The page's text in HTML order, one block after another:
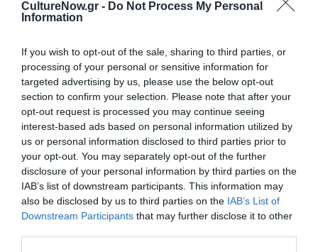
CultureNow.gr - Do Not Process My Personal
Information
If you wish to opt-out of the sale, sharing to third parties, or
processing of your personal or sensitive information for
targeted advertising by us, please use the below opt-out
section to confirm your selection. Please note that after your
opt-out request is processed you may continue seeing
interest-based ads based on personal information utilized by
us or personal information disclosed to third parties prior to
your opt-out. You may separately opt-out of the further
disclosure of your personal information by third parties on the
IAB’s list of downstream participants. This information may
also be disclosed by us to third parties on the IAB’s List of
Downstream Participants that may further disclose it to other
Σάββατο 21:00 | Κυριακή 20:00
Τοποθεσία:
Θέατρο 104, Ευμολπιδών 41, Γκάζι, Αθήνα
Θέατρο 104
Eισιτήρια:
12 € κανονικό, 8 € μειωμένο (ανέργων, φοιτητικό,
ατέλειες)
Πληροφορίες / Κρατήσεις: